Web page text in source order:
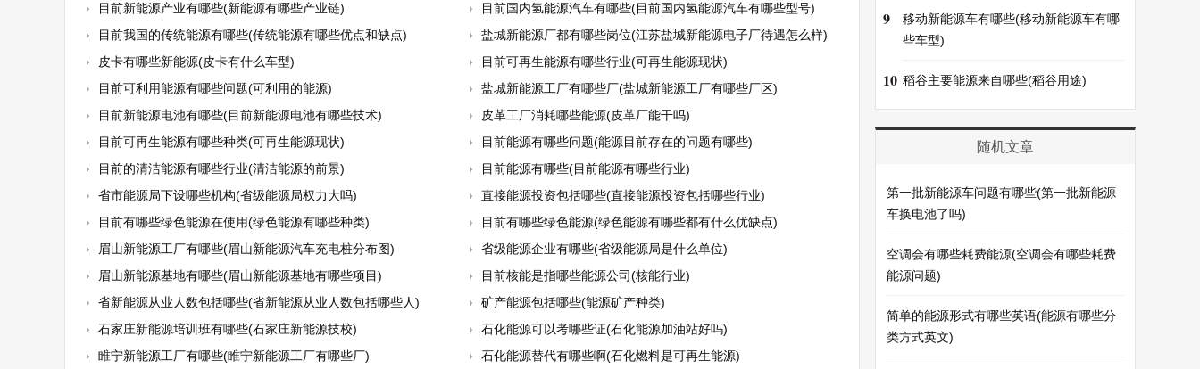
目前新能源产业有哪些(新能源有哪些产业链)
目前国内氢能源汽车有哪些(目前国内氢能源汽车有哪些型号)
目前我国的传统能源有哪些(传统能源有哪些优点和缺点)
盐城新能源厂都有哪些岗位(江苏盐城新能源电子厂待遇怎么样)
皮卡有哪些新能源(皮卡有什么车型)
目前可再生能源有哪些行业(可再生能源现状)
目前可利用能源有哪些问题(可利用的能源)
盐城新能源工厂有哪些厂(盐城新能源工厂有哪些厂区)
目前新能源电池有哪些(目前新能源电池有哪些技术)
皮革工厂消耗哪些能源(皮革厂能干吗)
目前可再生能源有哪些种类(可再生能源现状)
目前能源有哪些问题(能源目前存在的问题有哪些)
目前的清洁能源有哪些行业(清洁能源的前景)
目前能源有哪些(目前能源有哪些行业)
省市能源局下设哪些机构(省级能源局权力大吗)
直接能源投资包括哪些(直接能源投资包括哪些行业)
目前有哪些绿色能源在使用(绿色能源有哪些种类)
目前有哪些绿色能源(绿色能源有哪些都有什么优缺点)
眉山新能源工厂有哪些(眉山新能源汽车充电桩分布图)
省级能源企业有哪些(省级能源局是什么单位)
眉山新能源基地有哪些(眉山新能源基地有哪些项目)
目前核能是指哪些能源公司(核能行业)
省新能源从业人数包括哪些(省新能源从业人数包括哪些人)
矿产能源包括哪些(能源矿产种类)
石家庄新能源培训班有哪些(石家庄新能源技校)
石化能源可以考哪些证(石化能源加油站好吗)
睢宁新能源工厂有哪些(睢宁新能源工厂有哪些厂)
石化能源替代有哪些啊(石化燃料是可再生能源)
9
移动新能源车有哪些(移动新能源车有哪
些车型)
10 稻谷主要能源来自哪些(稻谷用途)
随机文章
第一批新能源车问题有哪些(第一批新能源
车换电池了吗)
空调会有哪些耗费能源(空调会有哪些耗费
能源问题)
简单的能源形式有哪些英语(能源有哪些分
类方式英文)